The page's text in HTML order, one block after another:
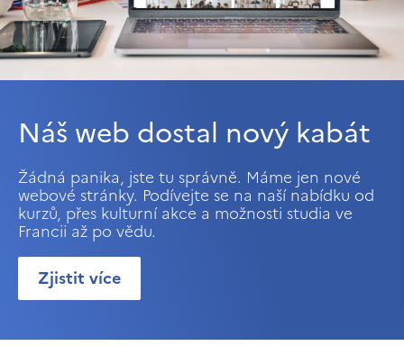
Náš web dostal nový kabát
Žádná panika, jste tu správně. Máme jen nové
webové stránky. Podívejte se na naší nabídku od
kurzů, přes kulturní akce a možnosti studia ve
Francii až po vědu.
Zjistit více